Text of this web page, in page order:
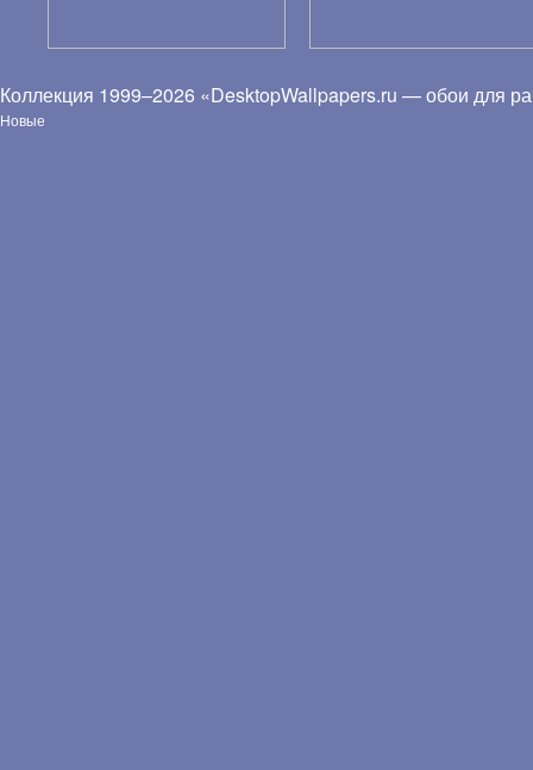
Коллекция 1999–2026 «DesktopWallpapers.ru — обои для